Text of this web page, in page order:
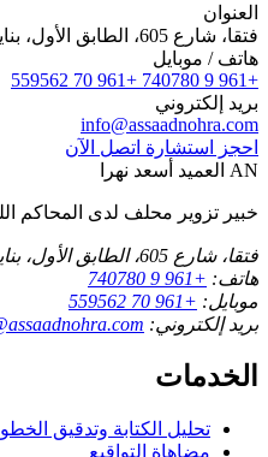
العنوان
فتقا، شارع 605، الطابق الأول، بناية 37، جونية / لبنان
هاتف / موبايل
+961 9 740780
+961 70 559562
بريد إلكتروني
info@assaadnohra.com
احجز استشارة اتصل الآن
AN العميد أسعد نهرا
خبير تزوير محلف لدى المحاكم
فتقا، شارع 605، الطابق الأول، بناية 37، جونية / لبنان
هاتف: +961 9 740780
موبايل: +961 70 559562
بريد إلكتروني:
الخدمات
تحليل الكتابة وتدقيق
مضاهاة التواقيع